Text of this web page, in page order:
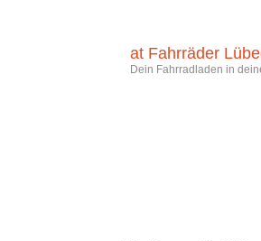
at Fahrräder
Dein Fahrradladen in